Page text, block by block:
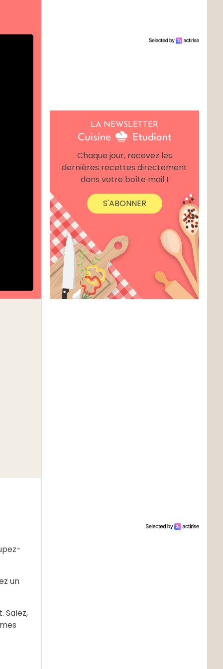
un
Salez,
LA NEWSLETTER
Chaque jour, recevez les
dernières recettes directement
dans votre boîte mail !
S'ABONNER